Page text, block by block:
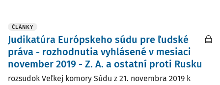
ČLÁNKY
Judikatúra Európskeho súdu pre ľudské
práva - rozhodnutia vyhlásené v mesiaci
november 2019 - Z. A. a ostatní proti Rusku
rozsudok Veľkej komory Súdu z 21. novembra 2019 k